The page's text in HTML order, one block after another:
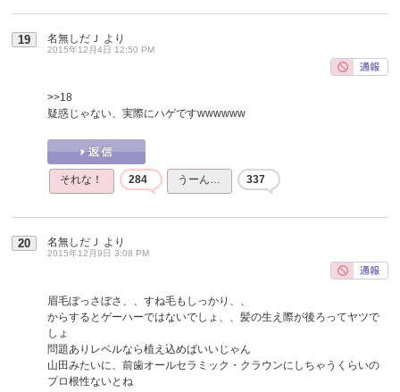
19 名無しだＪ より
2015年12月4日 12:50 PM
>>18
疑惑じゃない、実際にハゲですwwwwww
それな！ 284 うーん… 337
20 名無しだＪ より
2015年12月9日 3:08 PM
眉毛ぼっさぼさ、、すね毛もしっかり、、
からするとゲーハーではないでしょ、、髪の生え際が後ろってヤツで
しょ
問題ありレベルなら植え込めばいいじゃん
山田みたいに、前歯オールセラミック・クラウンにしちゃうくらいの
プロ根性ないとね